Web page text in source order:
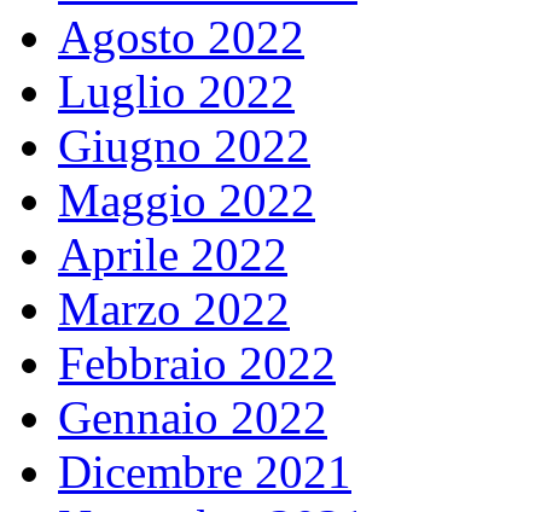
Agosto 2022
Luglio 2022
Giugno 2022
Maggio 2022
Aprile 2022
Marzo 2022
Febbraio 2022
Gennaio 2022
Dicembre 2021